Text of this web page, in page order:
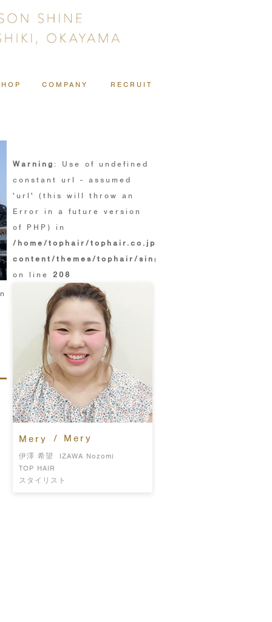
COMPANY RECRUIT
Warning : Use of undefined
constant url - assumed
'url' (this will throw an
Error in a future version
of PHP) in
/home/tophair/tophair.co.jp/public_html/wp/wp-
content/themes/tophair/single.php
on line 208
Mery / Mery
伊澤 希望
IZAWA Nozomi
TOP HAIR
スタイリスト